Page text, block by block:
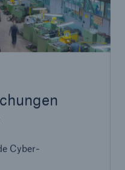
Cyber-